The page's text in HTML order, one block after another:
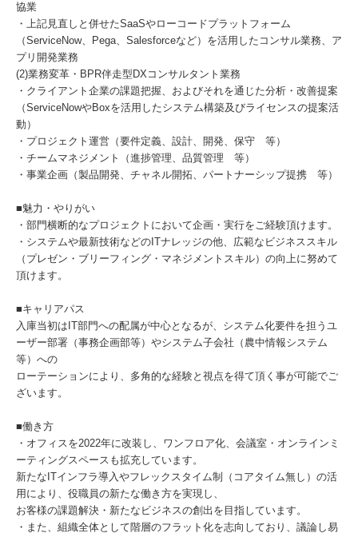
協業
・上記見直しと併せたSaaSやローコードプラットフォーム
（ServiceNow、Pega、Salesforceなど）を活用したコンサル業務、ア
プリ開発業務
(2)業務変革・BPR伴走型DXコンサルタント業務
・クライアント企業の課題把握、およびそれを通じた分析・改善提案
（ServiceNowやBoxを活用したシステム構築及びライセンスの提案活
動）
・プロジェクト運営（要件定義、設計、開発、保守 等）
・チームマネジメント（進捗管理、品質管理 等）
・事業企画（製品開発、チャネル開拓、パートナーシップ提携 等）
■魅力・やりがい
・部門横断的なプロジェクトにおいて企画・実行をご経験頂けます。
・システムや最新技術などのITナレッジの他、広範なビジネススキル
（プレゼン・ブリーフィング・マネジメントスキル）の向上に努めて
頂けます。
■キャリアパス
入庫当初はIT部門への配属が中心となるが、システム化要件を担うユ
ーザー部署（事務企画部等）やシステム子会社（農中情報システム
等）への
ローテーションにより、多角的な経験と視点を得て頂く事が可能でご
ざいます。
■働き方
・オフィスを2022年に改装し、ワンフロア化、会議室・オンラインミ
ーティングスペースも拡充しています。
新たなITインフラ導入やフレックスタイム制（コアタイム無し）の活
用により、役職員の新たな働き方を実現し、
お客様の課題解決・新たなビジネスの創出を目指しています。​
・また、組織全体として階層のフラット化を志向しており、議論し易